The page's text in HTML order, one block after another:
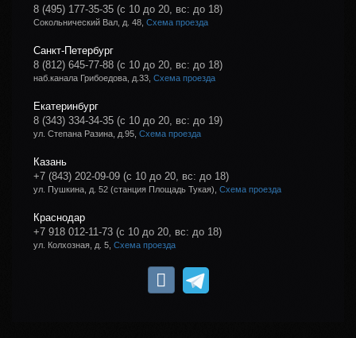
8 (495) 177-35-35 (с 10 до 20, вс: до 18)
Сокольнический Вал, д. 48, Схема проезда
Санкт-Петербург
8 (812) 645-77-88 (с 10 до 20, вс: до 18)
наб.канала Грибоедова, д.33, Схема проезда
Екатеринбург
8 (343) 334-34-35 (с 10 до 20, вс: до 19)
ул. Степана Разина, д.95, Схема проезда
Казань
+7 (843) 202-09-09 (с 10 до 20, вс: до 18)
ул. Пушкина, д. 52 (станция Площадь Тукая), Схема проезда
Краснодар
+7 918 012-11-73 (с 10 до 20, вс: до 18)
ул. Колхозная, д. 5, Схема проезда